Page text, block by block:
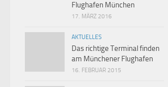
Flughafen München
17. MÄRZ 2016
AKTUELLES
Das richtige Terminal finden
am Münchener Flughafen
16. FEBRUAR 2015